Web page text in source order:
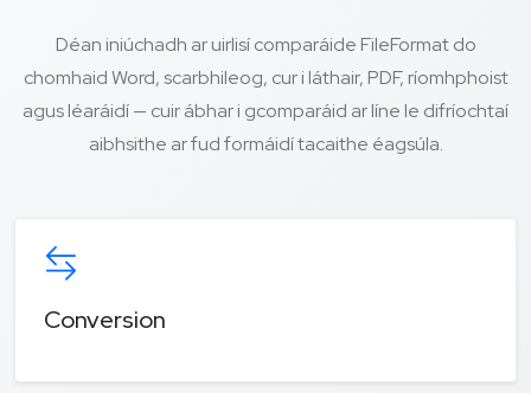
Déan iniúchadh ar uirlisí comparáide FileFormat do
chomhaid Word, scarbhileog, cur i láthair, PDF, ríomhphoist
agus léaráidí — cuir ábhar i gcomparáid ar líne le difríochtaí
aibhsithe ar fud formáidí tacaithe éagsúla.
Conversion